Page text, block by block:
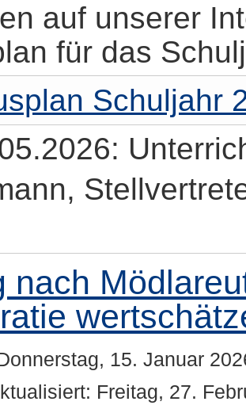
auf unserer
für das
Schuljahr
nach
15. Januar
Freitag, 27.